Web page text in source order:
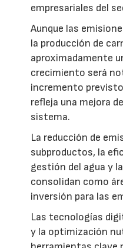
empresariales del
Aunque las
la producción de
aproximadamente
crecimiento será
incremento
refleja una mejora
sistema.
La reducción de
subproductos, la
gestión del agua y
consolidan como
inversión para las
Las tecnologías
y la optimización